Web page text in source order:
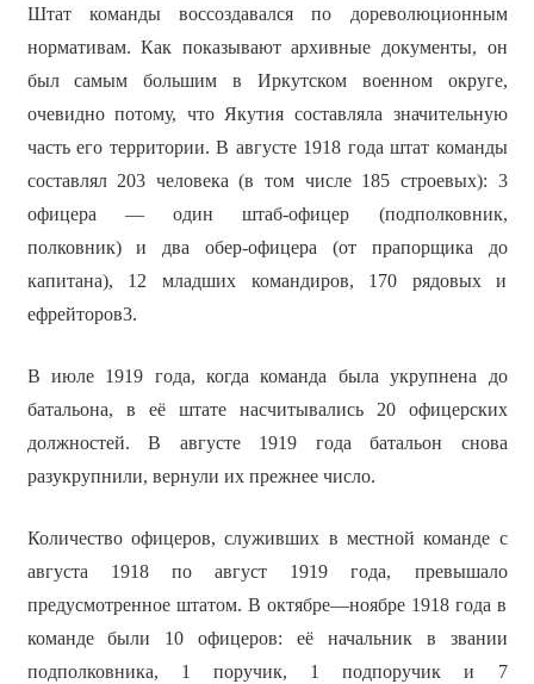
Штат команды воссоздавался по дореволюционным
нормативам. Как показывают архивные документы, он
был самым большим в Иркутском военном округе,
очевидно потому, что Якутия составляла значительную
часть его территории. В августе 1918 года штат команды
составлял 203 человека (в том числе 185 строевых): 3
офицера — один штаб-офицер (подполковник,
полковник) и два обер-офицера (от прапорщика до
капитана), 12 младших командиров, 170 рядовых и
ефрейторов3.
В июле 1919 года, когда команда была укрупнена до
батальона, в её штате насчитывались 20 офицерских
должностей. В августе 1919 года батальон снова
разукрупнили, вернули их прежнее число.
Количество офицеров, служивших в местной команде с
августа 1918 по август 1919 года, превышало
предусмотренное штатом. В октябре—ноябре 1918 года в
команде были 10 офицеров: её начальник в звании
подполковника, 1 поручик, 1 подпоручик и 7